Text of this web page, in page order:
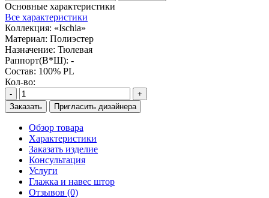
Основные характеристики
Все характеристики
Коллекция: «Ischia»
Материал: Полиэстер
Назначение: Тюлевая
Раппорт(В*Ш): -
Состав: 100% PL
Кол-во:
-
+
Заказать
Пригласить дизайнера
Обзор товара
Характеристики
Заказать изделие
Консультация
Услуги
Глажка и навес штор
Отзывов (0)